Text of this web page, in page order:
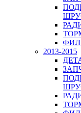
2013-2015